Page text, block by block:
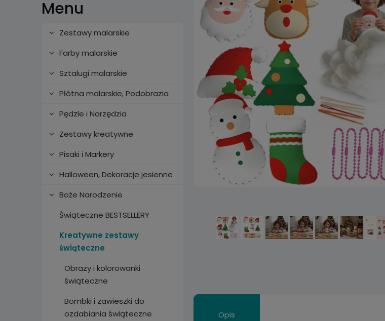
Menu
Zestawy malarskie
Farby malarskie
Sztalugi malarskie
Płótna malarskie, Podobrazia
Pędzle i Narzędzia
Zestawy kreatywne
Pisaki i Markery
Halloween, Dekoracje jesienne
Boże Narodzenie
Świąteczne BESTSELLERY
Kreatywne zestawy
świąteczne
Obrazy i kolorowanki
świąteczne
Bombki i zawieszki do
ozdabiania świąteczne
Opis